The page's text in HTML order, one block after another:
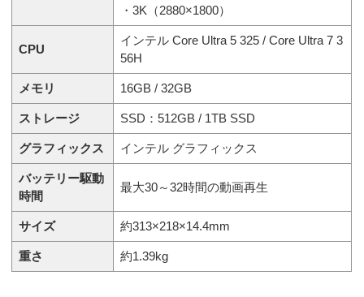
・3K（2880×1800）
CPU
インテル Core Ultra 5 325 / Core Ultra 7 3
56H
メモリ 16GB / 32GB
ストレージ SSD：512GB / 1TB SSD
グラフィックス インテル グラフィックス
バッテリー駆動
時間
最大30～32時間の動画再生
サイズ 約313×218×14.4mm
重さ 約1.39kg